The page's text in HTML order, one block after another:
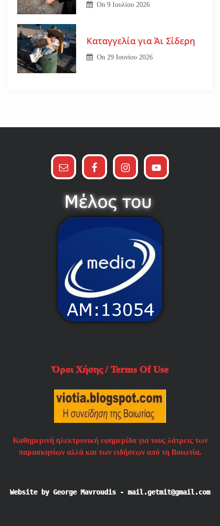
On9 Ιουλίου 2026
Καταγγελία για Άι Σίδερη
On 29 Ιουνίου 2026
Όροι Χήσης / Terms Of Use
Καθημερινή ηλεκτρονική εφημερίδα για τους λάτρεις των
παρασκηνίων αλλά και των ειδήσεων από τη Βοιωτία.
Website by George Mavroudis - mail.getmit@gmail.com